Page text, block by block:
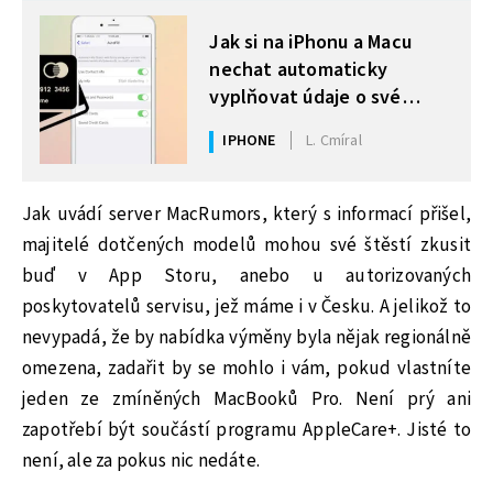
MOHLO BY VÁS ZAJÍMAT
Jak si na iPhonu a Macu
nechat automaticky
vyplňovat údaje o své
platební kartě
IPHONE L. Cmíral
Jak uvádí server MacRumors, který s informací přišel,
majitelé dotčených modelů mohou své štěstí zkusit
buď v App Storu, anebo u autorizovaných
poskytovatelů servisu, jež máme i v Česku. A jelikož to
nevypadá, že by nabídka výměny byla nějak regionálně
omezena, zadařit by se mohlo i vám, pokud vlastníte
jeden ze zmíněných MacBooků Pro. Není prý ani
zapotřebí být součástí programu AppleCare+. Jisté to
není, ale za pokus nic nedáte.